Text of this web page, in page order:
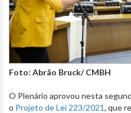
Foto: Abrão Bruck/ CMBH
O Plenário aprovou nesta
o Projeto de Lei 223/2021, que